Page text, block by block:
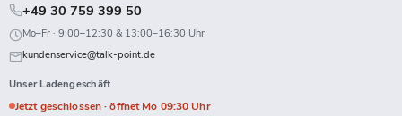
+49 30 759 399 50
Mo–Fr · 9:00–12:30 & 13:00–16:30 Uhr
kundenservice@talk-point.de
Unser Ladengeschäft
Jetzt geschlossen · öffnet Mo 09:30 Uhr